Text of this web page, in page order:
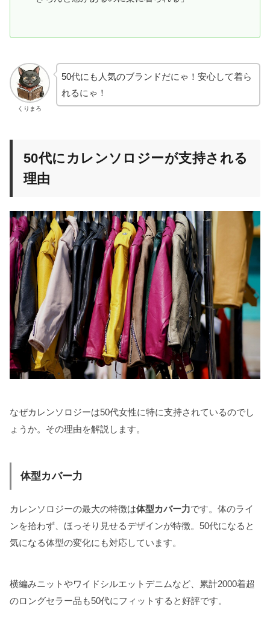
くりまろ
50代にも人気のブランドだにゃ！安心して着ら
れるにゃ！
50代にカレンソロジーが支持される
理由
なぜカレンソロジーは50代女性に特に支持されているのでし
ょうか。その理由を解説します。
体型カバー力
カレンソロジーの最大の特徴は体型カバー力です。体のライ
ンを拾わず、ほっそり見せるデザインが特徴。50代になると
気になる体型の変化にも対応しています。
横編みニットやワイドシルエットデニムなど、累計2000着超
のロングセラー品も50代にフィットすると好評です。